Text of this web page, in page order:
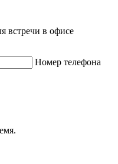
встречи в офисе
Номер телефона